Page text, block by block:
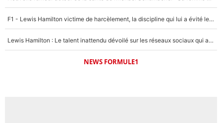
F1 - Lewis Hamilton victime de harcèlement, la discipline qui lui a évité le pire : «J'aurais probablement mal tourné»
Lewis Hamilton : Le talent inattendu dévoilé sur les réseaux sociaux qui a impressionné Kim Kardashian pendant leurs vacances en amoureux !
NEWS FORMULE1